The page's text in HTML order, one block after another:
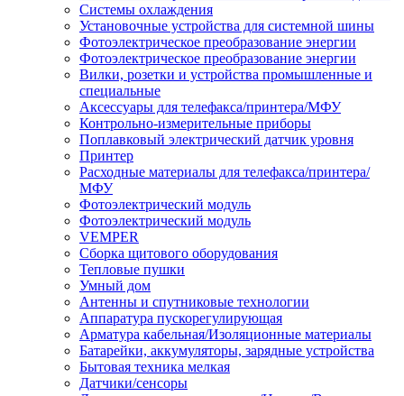
Системы охлаждения
Установочные устройства для системной шины
Фотоэлектрическое преобразование энергии
Фотоэлектрическое преобразование энергии
Вилки, розетки и устройства промышленные и
специальные
Аксессуары для телефакса/принтера/МФУ
Контрольно-измерительные приборы
Поплавковый электрический датчик уровня
Принтер
Расходные материалы для телефакса/принтера/
МФУ
Фотоэлектрический модуль
Фотоэлектрический модуль
VEMPER
Сборка щитового оборудования
Тепловые пушки
Умный дом
Антенны и спутниковые технологии
Аппаратура пускорегулирующая
Арматура кабельная/Изоляционные материалы
Батарейки, аккумуляторы, зарядные устройства
Бытовая техника мелкая
Датчики/сенсоры